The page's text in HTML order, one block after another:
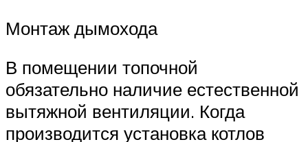
Монтаж дымохода
В помещении топочной
обязательно наличие естественной
вытяжной вентиляции. Когда
производится установка котлов